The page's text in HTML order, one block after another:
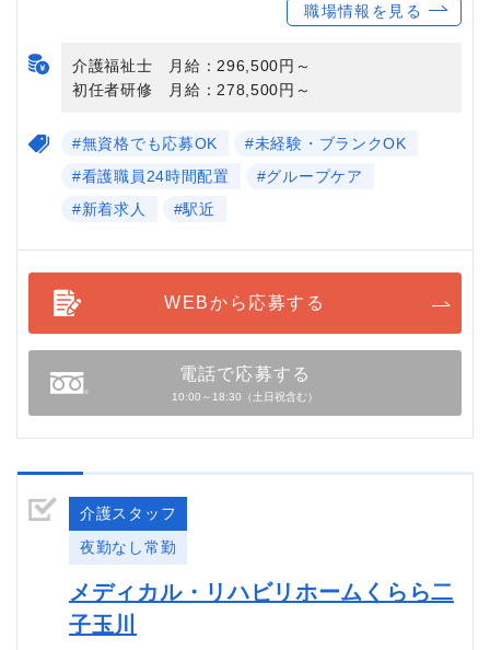
職場情報を見る
介護福祉士 月給：296,500円～
初任者研修 月給：278,500円～
#無資格でも応募OK
#未経験・ブランクOK
#看護職員24時間配置
#グループケア
#新着求人
#駅近
WEBから応募する
電話で応募する
10:00～18:30（土日祝含む）
介護スタッフ
夜勤なし常勤
メディカル・リハビリホームくらら二
子玉川